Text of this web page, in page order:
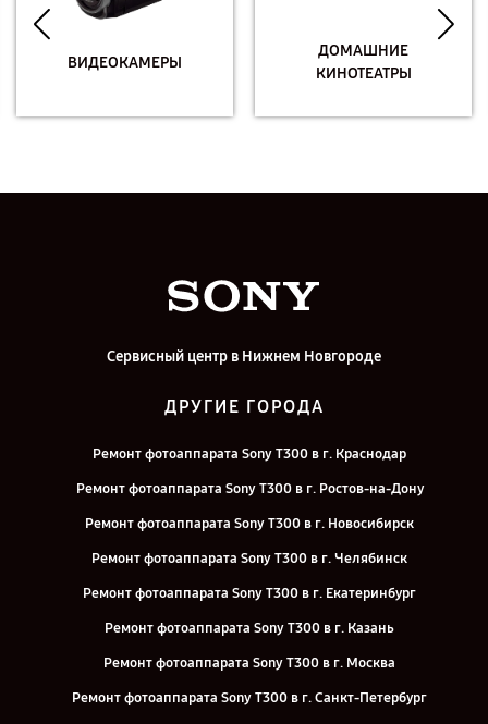
ВИДЕОКАМЕРЫ
ДОМАШНИЕ
КИНОТЕАТРЫ
Сервисный центр в Нижнем Новгороде
ДРУГИЕ ГОРОДА
Ремонт фотоаппарата Sony T300 в г. Краснодар
Ремонт фотоаппарата Sony T300 в г. Ростов-на-Дону
Ремонт фотоаппарата Sony T300 в г. Новосибирск
Ремонт фотоаппарата Sony T300 в г. Челябинск
Ремонт фотоаппарата Sony T300 в г. Екатеринбург
Ремонт фотоаппарата Sony T300 в г. Казань
Ремонт фотоаппарата Sony T300 в г. Москва
Ремонт фотоаппарата Sony T300 в г. Санкт-Петербург